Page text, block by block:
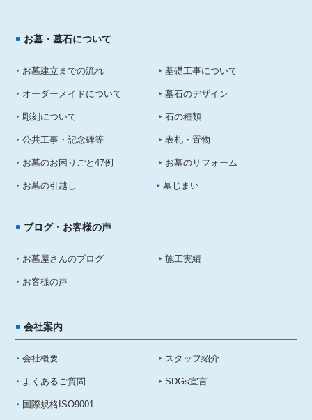
お墓・墓石について
お墓建立までの流れ 基礎工事について
オーダーメイドについて 墓石のデザイン
彫刻について 石の種類
公共工事・記念碑等 表札・置物
お墓のお困りごと47例 お墓のリフォーム
お墓の引越し 墓じまい
ブログ・お客様の声
お墓屋さんのブログ 施工実績
お客様の声
会社案内
会社概要 スタッフ紹介
よくあるご質問 SDGs宣言
国際規格ISO9001